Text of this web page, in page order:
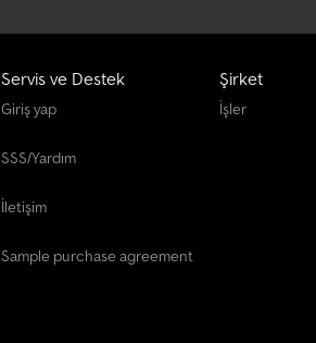
Servis ve Destek
Giriş yap
SSS/Yardım
İletişim
Sample purchase agreement
Şirket
İşler